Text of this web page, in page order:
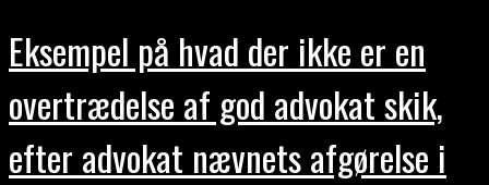
Eksempel på hvad der ikke er en
overtrædelse af god advokat skik,
efter advokat nævnets afgørelse i